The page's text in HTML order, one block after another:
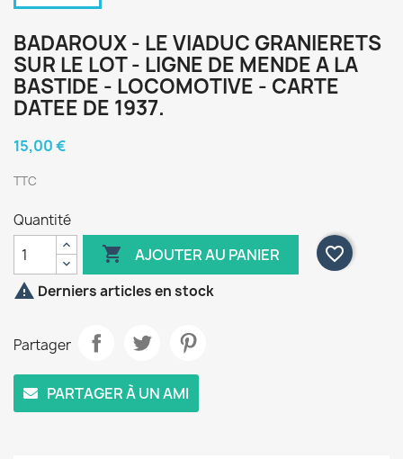
BADAROUX - LE VIADUC GRANIERETS
SUR LE LOT - LIGNE DE MENDE A LA
BASTIDE - LOCOMOTIVE - CARTE
DATEE DE 1937.
15,00 €
TTC
Quantité
 AJOUTER AU PANIER
favorite_border
 Derniers articles en stock
Partager
PARTAGER À UN AMI